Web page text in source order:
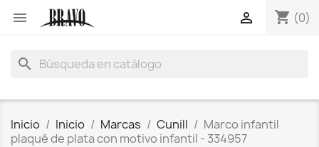
 shopping_cart (0)

search
Inicio Inicio Marcas Cunill
Marco infantil
plaqué de plata con motivo infantil - 334957